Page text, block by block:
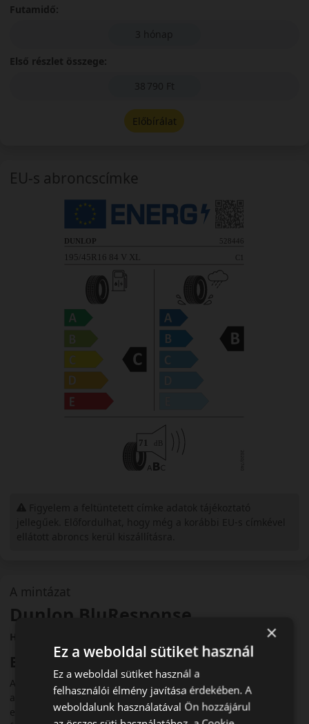
A mintázat
Dunlop BluResponse
Hatékony és kiegyensúlyozott nyári személyautó-abroncs
Bevezető
A Dunlop BluResponse egy nyári személyautó-abroncs,
amelyet a biztonságos közlekedés, az alacsony gördülési
ellenállás és a kiegyensúlyozott teljesítmény érdekében
Futamidő:
3 hónap
Első részlet összege:
38 790 Ft
Előbírálat
EU-s abroncscímke
×
Ez a weboldal sütiket használ
Ez a weboldal sütiket használ a
felhasználói élmény javítása érdekében. A
weboldalunk használatával Ön hozzájárul